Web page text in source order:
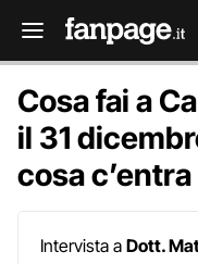
Cosa fai a
il 31
cosa c’entra
Intervista a Dott.